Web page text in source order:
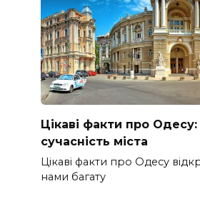
Цікаві факти про Одесу:
сучасність міста
Цікаві факти про Одесу
нами багату